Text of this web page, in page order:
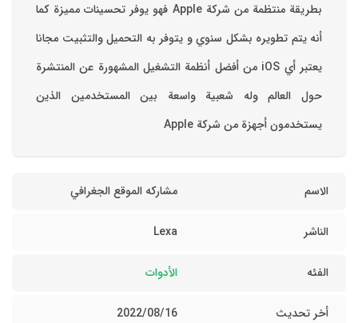
بطريقة منتظمة من شركة Apple فهو يوفر تحسينات مميزة كما
أنه يتم تطويره بشكل سنوي و يتوفر به التحميل والتثبيت مجانا
‏يعتبر أي iOS من أفضل أنظمة التشغيل المشهورة عن المنتشرة
حول العالم وله شعبية واسعة بين المستخدمين الذين
يستخدمون أجهزة من شركة Apple
الاسم مشاركه الموقع الجغرافي
الناشر Lexa
الفئه الأدوات
أخر تحديث 16‏/08‏/2022